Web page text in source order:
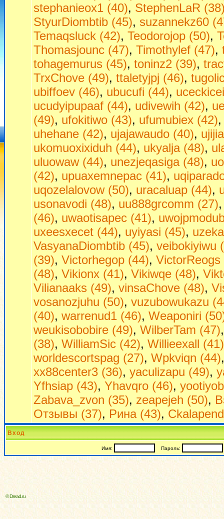
stephanieox1 (40), StephenLaR
StyurDiombtib (45), suzannekz60
Temaqsluck (42), Teodorojop (50),
Thomasjounc (47), Timothylef (47),
tohagemurus (45), toninz2 (39),
TrxChove (49), ttaletyjpj (46),
ubiffoev (46), ubucufi (44),
ucudyipupaaf (44), udivewih (42),
(49), ufokitiwo (43), ufumubiex (42)
uhehane (42), ujajawaudo (40),
ukomuoxixiduh (44), ukyalja (48),
uluowaw (44), unezjeqasiga (48),
(42), upuaxemnepac (41),
uqozelalovow (50), uracaluap (44),
usonavodi (48), uu888grcomm (27)
(46), uwaotisapec (41),
uxeesxecet (44), uyiyasi (45),
VasyanaDiombtib (45), veibokiyiwu
(39), Victorhegop (44), VictorReogs
(48), Vikionx (41), Vikiwqe (48),
Vilianaaks (49), vinsaChove (48),
vosanozjuhu (50), vuzubowukazu
(40), warrenud1 (46), Weaponiri
weukisobobire (49), WilberTam (47)
(38), WilliamSic (42), Willieexall (41)
worldescortspag (27), Wpkviqn (44)
xx88center3 (36), yaculizapu (49),
Yfhsiap (43), Yhavqro (46),
Zabava_zvon (35), zeapejeh (50),
Отзывы (37), Рина (43),
Вход
Имя: Пароль:
© Dread.ru